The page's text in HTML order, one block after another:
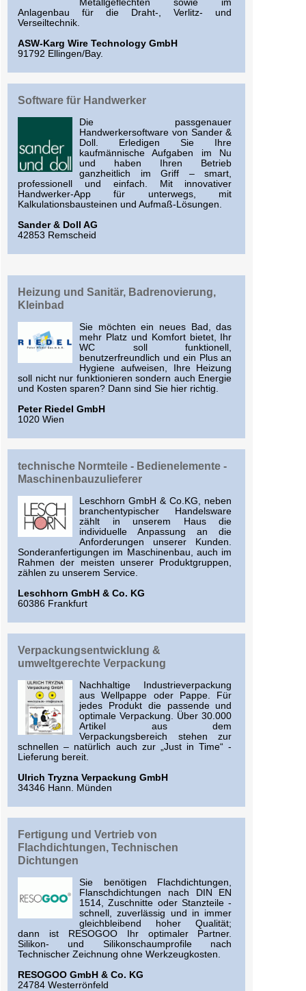
Metallgeflechten sowie im
Anlagenbau für die Draht-, Verlitz- und
Verseiltechnik.
ASW-Karg Wire Technology GmbH
91792 Ellingen/Bay.
Software für Handwerker
Die passgenauer
Handwerkersoftware von Sander &
Doll. Erledigen Sie Ihre
kaufmännische Aufgaben im Nu
und haben Ihren Betrieb
ganzheitlich im Griff – smart,
professionell und einfach. Mit innovativer
Handwerker-App für unterwegs, mit
Kalkulationsbausteinen und Aufmaß-Lösungen.
Sander & Doll AG
42853 Remscheid
Heizung und Sanitär, Badrenovierung,
Kleinbad
Sie möchten ein neues Bad, das
mehr Platz und Komfort bietet, Ihr
WC soll funktionell,
benutzerfreundlich und ein Plus an
Hygiene aufweisen, Ihre Heizung
soll nicht nur funktionieren sondern auch Energie
und Kosten sparen? Dann sind Sie hier richtig.
Peter Riedel GmbH
1020 Wien
technische Normteile - Bedienelemente -
Maschinenbauzulieferer
Leschhorn GmbH & Co.KG, neben
branchentypischer Handelsware
zählt in unserem Haus die
individuelle Anpassung an die
Anforderungen unserer Kunden.
Sonderanfertigungen im Maschinenbau, auch im
Rahmen der meisten unserer Produktgruppen,
zählen zu unserem Service.
Leschhorn GmbH & Co. KG
60386 Frankfurt
Verpackungsentwicklung &
umweltgerechte Verpackung
Nachhaltige Industrieverpackung
aus Wellpappe oder Pappe. Für
jedes Produkt die passende und
optimale Verpackung. Über 30.000
Artikel aus dem
Verpackungsbereich stehen zur
schnellen – natürlich auch zur „Just in Time“ -
Lieferung bereit.
Ulrich Tryzna Verpackung GmbH
34346 Hann. Münden
Fertigung und Vertrieb von
Flachdichtungen, Technischen
Dichtungen
Sie benötigen Flachdichtungen,
Flanschdichtungen nach DIN EN
1514, Zuschnitte oder Stanzteile -
schnell, zuverlässig und in immer
gleichbleibend hoher Qualität;
dann ist RESOGOO Ihr optimaler Partner.
Silikon- und Silikonschaumprofile nach
Technischer Zeichnung ohne Werkzeugkosten.
RESOGOO GmbH & Co. KG
24784 Westerrönfeld